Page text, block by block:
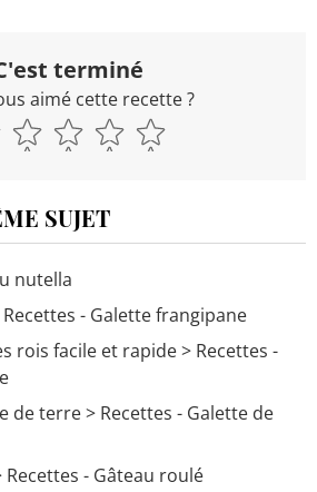
terminé
aimé cette recette ?
SUJET
nutella
Recettes - Galette frangipane
rois facile et rapide> Recettes -
de terre> Recettes - Galette de
Recettes - Gâteau roulé